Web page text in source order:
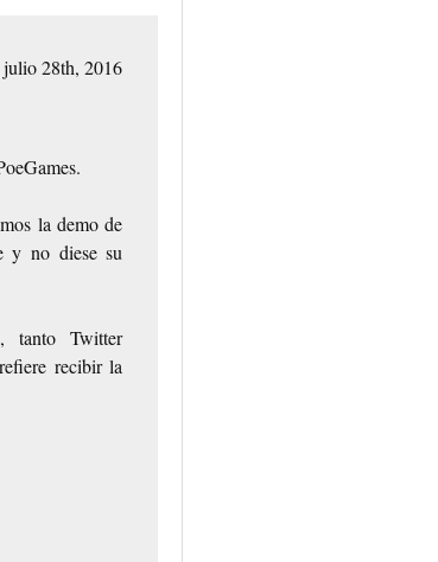
julio 28th, 2016
la demo de
y no diese su
tanto Twitter
recibir la